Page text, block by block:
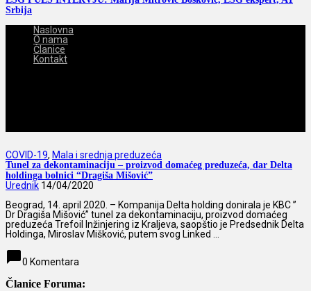
Srbija
Naslovna
O nama
Članice
Kontakt
COVID-19, Mala i srednja preduzeća
Tunel za dekontaminaciju – proizvod domaćeg preduzeća, dar Delta
holdinga bolnici “Dragiša Mišović”
Urednik 14/04/2020
Beograd, 14. april 2020. – Kompanija Delta holding donirala je KBC ”
Dr Dragiša Mišović” tunel za dekontaminaciju, proizvod domaćeg
preduzeća Trefoil Inžinjering iz Kraljeva, saopštio je Predsednik Delta
Holdinga, Miroslav Mišković, putem svog Linked ...
chat_bubble0 Komentara
Članice Foruma: